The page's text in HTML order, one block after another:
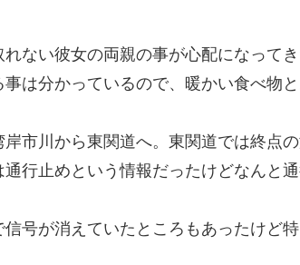
ない彼女の両親の事が心配になって
は分かっているので、暖かい食べ物
市川から東関道へ。東関道では終点
行止めという情報だったけどなんと
号が消えていたところもあったけど